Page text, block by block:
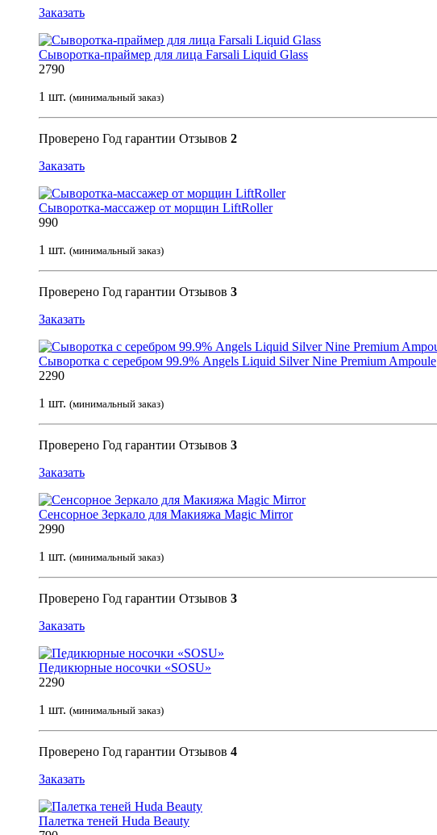
Заказать
Сыворотка-праймер для лица Farsali Liquid Glass
2790
1 шт. (минимальный заказ)
Проверено Год гарантии Отзывов 2
Заказать
Сыворотка-массажер от морщин LiftRoller
990
1 шт. (минимальный заказ)
Проверено Год гарантии Отзывов 3
Заказать
Сыворотка с серебром 99.9% Angels Liquid Silver Nine Premium Ampoule
2290
1 шт. (минимальный заказ)
Проверено Год гарантии Отзывов 3
Заказать
Сенсорное Зеркало для Макияжа Magic Mirror
2990
1 шт. (минимальный заказ)
Проверено Год гарантии Отзывов 3
Заказать
Педикюрные носочки «SOSU»
2290
1 шт. (минимальный заказ)
Проверено Год гарантии Отзывов 4
Заказать
Палетка теней Huda Beauty